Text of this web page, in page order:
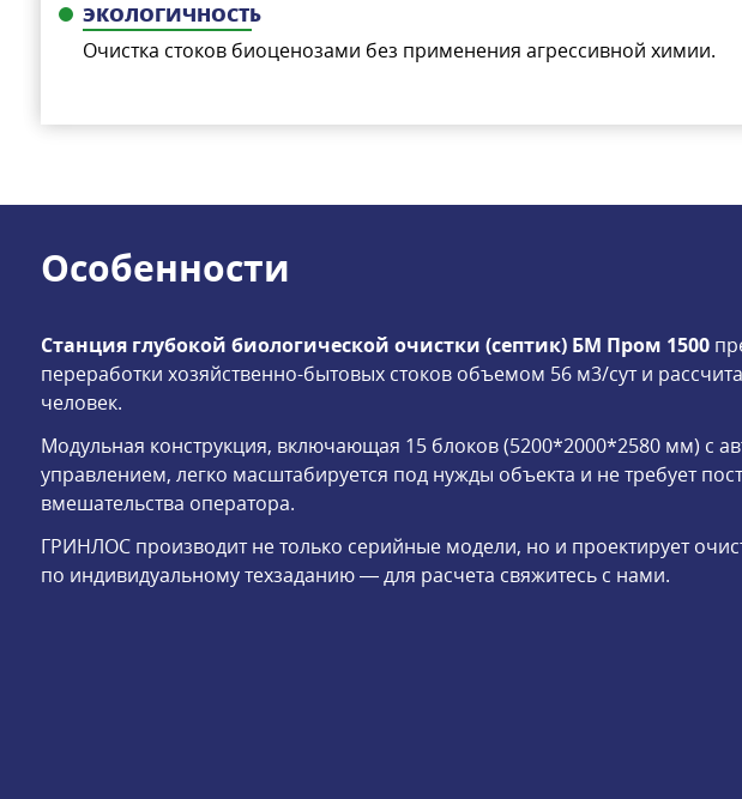
ЭКОЛОГИЧНОСТЬ
Очистка стоков биоценозами без применения агрессивной химии.
Особенности
Станция глубокой биологической очистки (септик) БМ Пром 1500
переработки хозяйственно-бытовых стоков объемом 56 м3/сут и
человек.
Модульная конструкция, включающая 15 блоков (5200*2000*2580 мм) с
управлением, легко масштабируется под нужды объекта и не требует
вмешательства оператора.
ГРИНЛОС производит не только серийные модели, но и проектирует
по индивидуальному техзаданию — для расчета свяжитесь с нами.